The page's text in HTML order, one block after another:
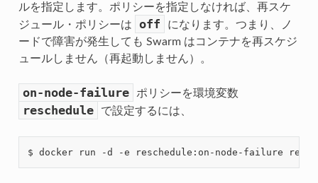
ルを指定します。ポリシーを指定しなければ、再スケ
ジュール・ポリシーは
off
になります。つまり、ノ
ードで障害が発生しても Swarm はコンテナを再スケジ
ュールしません（再起動しません）。
on-node-failure ポリシーを環境変数
reschedule で設定するには、